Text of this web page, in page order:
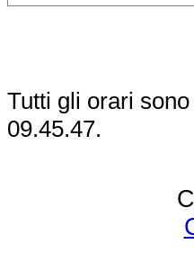
Tutti gli orari
09.45.47.